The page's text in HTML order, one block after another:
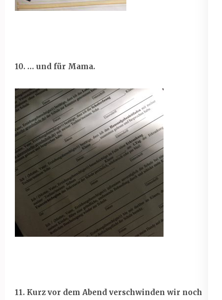
10. … und für Mama.
11. Kurz vor dem Abend verschwinden wir noch